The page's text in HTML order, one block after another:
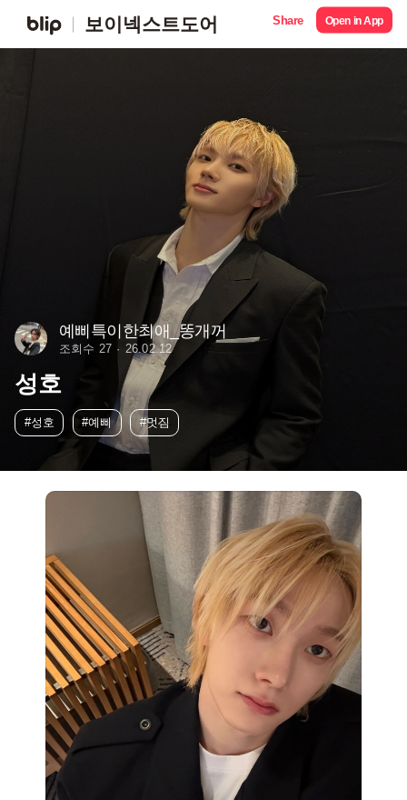
보이넥스트도어 Share Open in App
예삐특이한최애_똥개꺼
조회수 27 26.02.12
성호
#성호 #예삐 #멋짐